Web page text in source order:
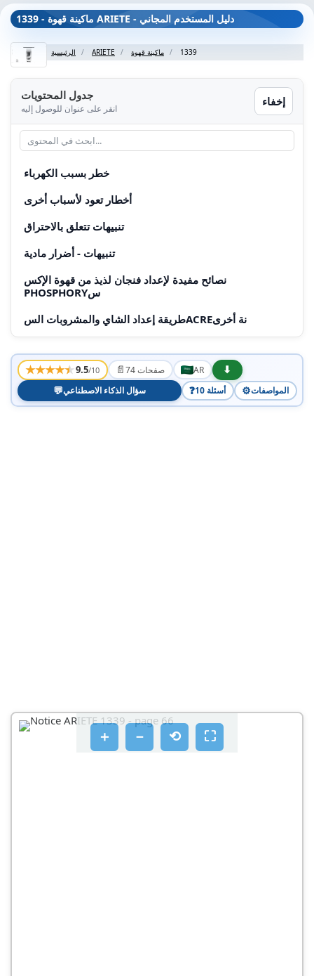
1339 - ماكينة قهوة ARIETE - دليل المستخدم المجاني
الرئيسية ARIETE ماكينة قهوة 1339
جدول المحتويات
انقر على عنوان للوصول إليه
إخفاء
خطر بسبب الكهرباء
أخطار تعود لأسباب أخرى
تنبيهات تتعلق بالاحتراق
تنبيهات - أضرار مادية
نصائح مفيدة لإعداد فنجان لذيذ من قهوة الإكس
PHOSPHORYس
طريقة إعداد الشاي والمشروبات السACREنة أخرى
تنظيف الفلتر الذي يحتوي على青海省 المطحولة
إيقاف الماكينة عن العمل
★★★★★9.5/10 📄 74 صفحات AR
⬇
💬سؤال الذكاء الاصطناعي ❓ 10 أسئلة ⚙️المواصفات
＋ － ⟲ ⛶